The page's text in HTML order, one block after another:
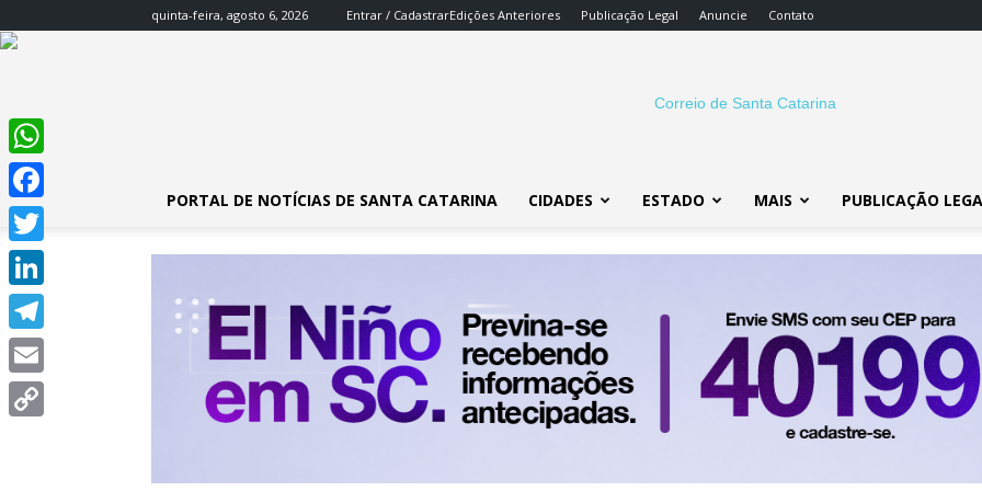
quinta-feira, agosto 6, 2026 Entrar / CadastrarEdições Anteriores Publicação Legal Anuncie Contato
SC
PORTAL DE NOTÍCIAS DE SANTA CATARINA CIDADES ESTADO MAIS PUBLICAÇÃO
WhatsApp
Facebook
Twitter
LinkedIn
Telegram
Email